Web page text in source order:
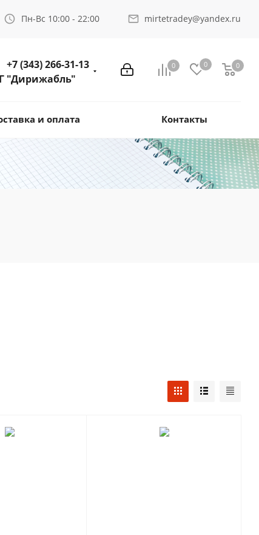
Пн-Вс 10:00 - 22:00 mirtetradey@yandex.ru
0 0 0
+7 (343) 266-31-13
"Дирижабль"
и оплата Контакты